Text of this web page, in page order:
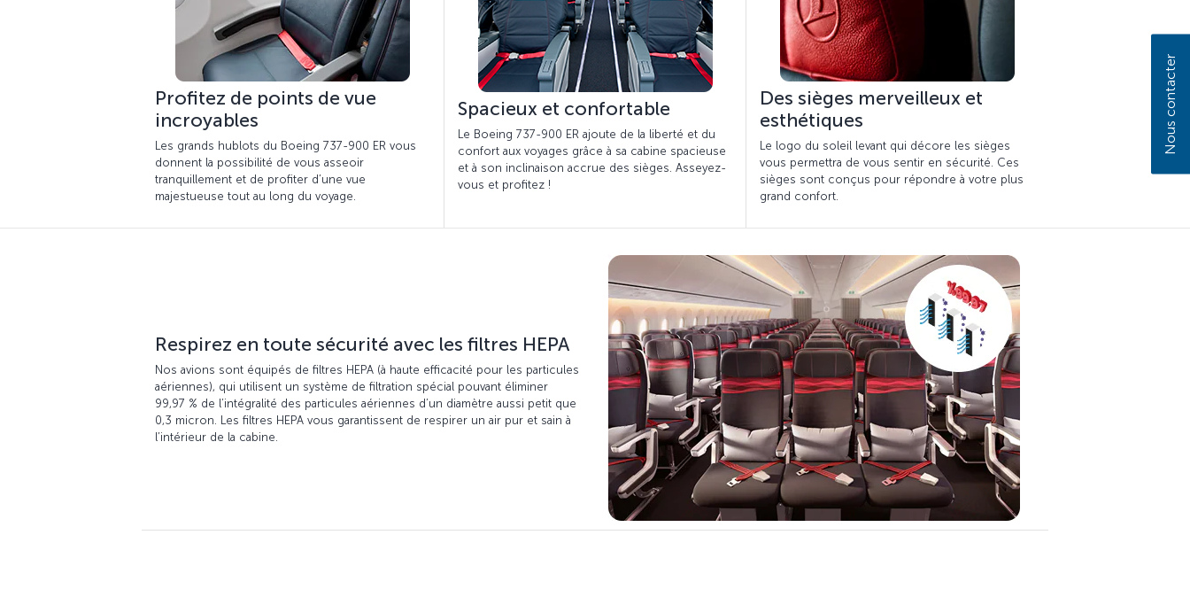
Profitez de points de vue
incroyables
Les grands hublots du Boeing 737-900 ER vous
donnent la possibilité de vous asseoir
tranquillement et de profiter d’une vue
majestueuse tout au long du voyage.
Spacieux et confortable
Le Boeing 737-900 ER ajoute de la liberté et du
confort aux voyages grâce à sa cabine spacieuse
et à son inclinaison accrue des sièges. Asseyez-
vous et profitez !
Des sièges merveilleux et
esthétiques
Le logo du soleil levant qui décore les sièges
vous permettra de vous sentir en sécurité. Ces
sièges sont conçus pour répondre à votre plus
grand confort.
Respirez en toute sécurité avec les filtres HEPA
Nos avions sont équipés de filtres HEPA (à haute efficacité pour les particules
aériennes), qui utilisent un système de filtration spécial pouvant éliminer
99,97 % de l’intégralité des particules aériennes d’un diamètre aussi petit que
0,3 micron. Les filtres HEPA vous garantissent de respirer un air pur et sain à
l’intérieur de la cabine.
Nous contacter